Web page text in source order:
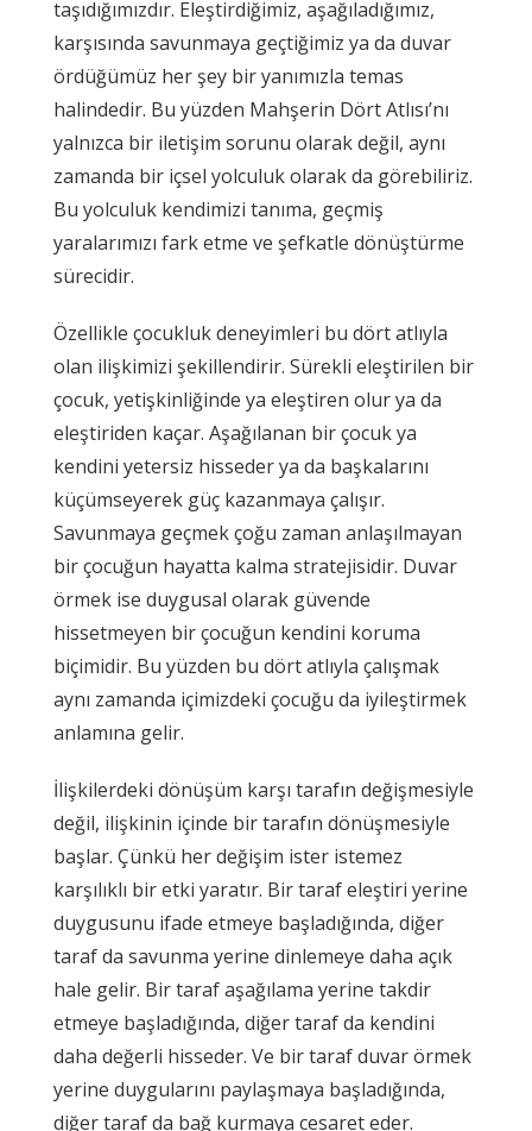
taşıdığımızdır. Eleştirdiğimiz, aşağıladığımız,
karşısında savunmaya geçtiğimiz ya da duvar
ördüğümüz her şey bir yanımızla temas
halindedir. Bu yüzden Mahşerin Dört Atlısı’nı
yalnızca bir iletişim sorunu olarak değil, aynı
zamanda bir içsel yolculuk olarak da görebiliriz.
Bu yolculuk kendimizi tanıma, geçmiş
yaralarımızı fark etme ve şefkatle dönüştürme
sürecidir.
Özellikle çocukluk deneyimleri bu dört atlıyla
olan ilişkimizi şekillendirir. Sürekli eleştirilen bir
çocuk, yetişkinliğinde ya eleştiren olur ya da
eleştiriden kaçar. Aşağılanan bir çocuk ya
kendini yetersiz hisseder ya da başkalarını
küçümseyerek güç kazanmaya çalışır.
Savunmaya geçmek çoğu zaman anlaşılmayan
bir çocuğun hayatta kalma stratejisidir. Duvar
örmek ise duygusal olarak güvende
hissetmeyen bir çocuğun kendini koruma
biçimidir. Bu yüzden bu dört atlıyla çalışmak
aynı zamanda içimizdeki çocuğu da iyileştirmek
anlamına gelir.
İlişkilerdeki dönüşüm karşı tarafın değişmesiyle
değil, ilişkinin içinde bir tarafın dönüşmesiyle
başlar. Çünkü her değişim ister istemez
karşılıklı bir etki yaratır. Bir taraf eleştiri yerine
duygusunu ifade etmeye başladığında, diğer
taraf da savunma yerine dinlemeye daha açık
hale gelir. Bir taraf aşağılama yerine takdir
etmeye başladığında, diğer taraf da kendini
daha değerli hisseder. Ve bir taraf duvar örmek
yerine duygularını paylaşmaya başladığında,
diğer taraf da bağ kurmaya cesaret eder.